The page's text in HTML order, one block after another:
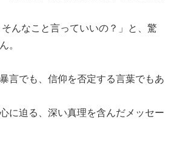
そんなこと言っていいの？」と、驚
。
言でも、信仰を否定する言葉でもあ
に迫る、深い真理を含んだメッセー